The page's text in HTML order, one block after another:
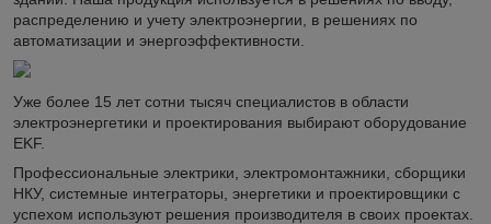
распределению и учету электроэнергии, в решениях по
автоматизации и энергоэффективности.
Уже более 15 лет сотни тысяч специалистов в области
электроэнергетики и проектирования выбирают оборудование
EKF.
Профессиональные электрики, электромонтажники, сборщики
НКУ, системные интеграторы, энергетики и проектировщики с
успехом используют решения производителя в своих проектах.